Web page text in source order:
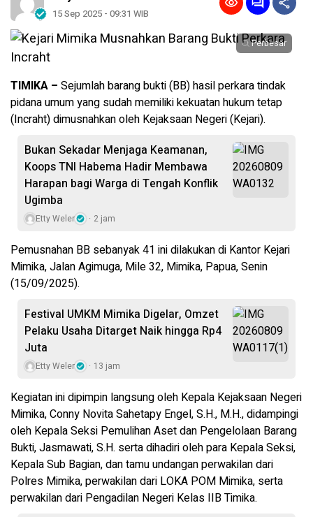
15 Sep 2025 - 09:31 WIB
Perbesar
TIMIKA – Sejumlah barang bukti (BB) hasil perkara tindak
pidana umum yang sudah memiliki kekuatan hukum tetap
(Incraht) dimusnahkan oleh Kejaksaan Negeri (Kejari).
Bukan Sekadar Menjaga Keamanan,
Koops TNI Habema Hadir Membawa
Harapan bagi Warga di Tengah Konflik
Ugimba
Etty Weler 2 jam
Pemusnahan BB sebanyak 41 ini dilakukan di Kantor Kejari
Mimika, Jalan Agimuga, Mile 32, Mimika, Papua, Senin
(15/09/2025).
Festival UMKM Mimika Digelar, Omzet
Pelaku Usaha Ditarget Naik hingga Rp4
Juta
Etty Weler 13 jam
Kegiatan ini dipimpin langsung oleh Kepala Kejaksaan Negeri
Mimika, Conny Novita Sahetapy Engel, S.H., M.H., didampingi
oleh Kepala Seksi Pemulihan Aset dan Pengelolaan Barang
Bukti, Jasmawati, S.H. serta dihadiri oleh para Kepala Seksi,
Kepala Sub Bagian, dan tamu undangan perwakilan dari
Polres Mimika, perwakilan dari LOKA POM Mimika, serta
perwakilan dari Pengadilan Negeri Kelas IIB Timika.